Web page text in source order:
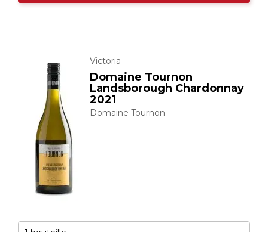
Victoria
Domaine Tournon
Landsborough Chardonnay
2021
Domaine Tournon